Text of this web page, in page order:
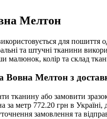
Мелтон
для пошиття
та штучні тканини
колір та склад
Вовна Мелтон з
або замовити
метр 772.20 грн в
замовлення та